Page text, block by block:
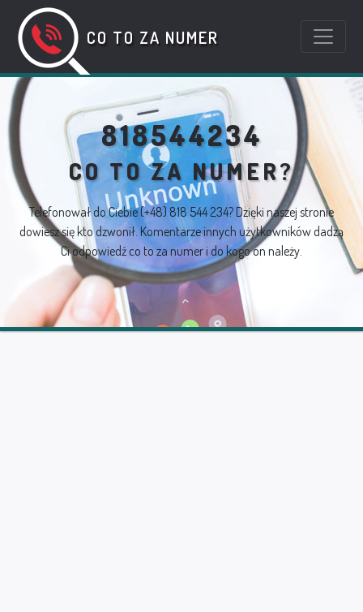
CO TO ZA NUMER
818544234
CO TO ZA NUMER?
Telefonował do Ciebie(+48) 818 544 234? Dzięki naszej stronie
dowiesz się kto dzwonił. Komentarze innych użytkowników dadzą
Ci odpowiedź co to za numer i do kogo on należy.